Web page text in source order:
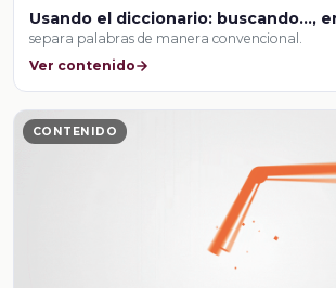
Usando el diccionario: buscando...,
separa palabras de manera convencional.
Ver contenido
CONTENIDO